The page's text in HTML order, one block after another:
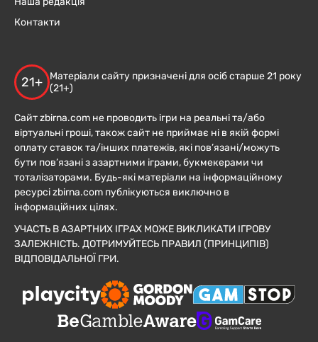
Контакти
21+
Матеріали сайту призначені для осіб старше 21 року
(21+)
Сайт zbirna.com не проводить ігри на реальні та/або
віртуальні гроші, також сайт не приймає ні в якій формі
оплату ставок та/інших платежів, які пов’язані/можуть
бути пов’язані з азартними іграми, букмекерами чи
тоталізаторами. Будь-які матеріали на інформаційному
ресурсі zbirna.com публікуються виключно в
інформаційних цілях.
УЧАСТЬ В АЗАРТНИХ ІГРАХ МОЖЕ ВИКЛИКАТИ ІГРОВУ
ЗАЛЕЖНІСТЬ. ДОТРИМУЙТЕСЬ ПРАВИЛ (ПРИНЦИПІВ)
ВІДПОВІДАЛЬНОЇ ГРИ.